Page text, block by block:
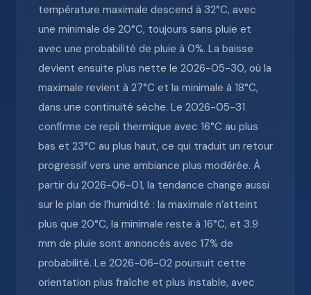
température maximale descend à 32°C, avec
une minimale de 20°C, toujours sans pluie et
avec une probabilité de pluie à 0%. La baisse
devient ensuite plus nette le 2026-05-30, où la
maximale revient à 27°C et la minimale à 18°C,
dans une continuité sèche. Le 2026-05-31
confirme ce repli thermique avec 16°C au plus
bas et 23°C au plus haut, ce qui traduit un retour
progressif vers une ambiance plus modérée. À
partir du 2026-06-01, la tendance change aussi
sur le plan de l’humidité : la maximale n’atteint
plus que 20°C, la minimale reste à 16°C, et 3.9
mm de pluie sont annoncés avec 17% de
probabilité. Le 2026-06-02 poursuit cette
orientation plus fraîche et plus instable, avec